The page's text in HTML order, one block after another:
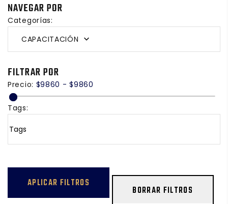
NAVEGAR POR
Categorías:
CAPACITACIÓN
FILTRAR POR
Precio: $9860 - $9860
Tags: